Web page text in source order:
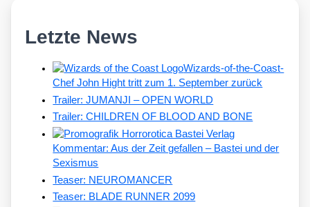
Letzte News
Wizards-of-the-Coast-
Chef John Hight tritt zum 1. September zurück
Trailer: JUMANJI – OPEN WORLD
Trailer: CHILDREN OF BLOOD AND BONE
Kommentar: Aus der Zeit gefallen – Bastei und der
Sexismus
Teaser: NEUROMANCER
Teaser: BLADE RUNNER 2099